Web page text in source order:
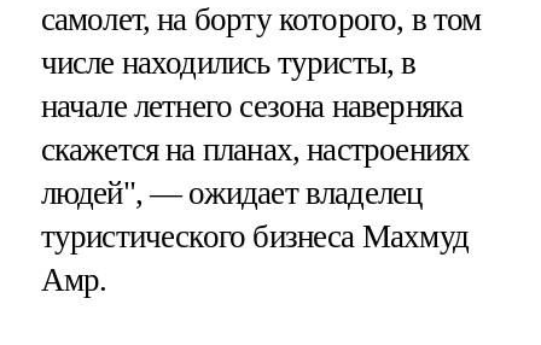
самолет, на борту которого, в том
числе находились туристы, в
начале летнего сезона наверняка
скажется на планах, настроениях
людей", — ожидает владелец
туристического бизнеса Махмуд
Амр.